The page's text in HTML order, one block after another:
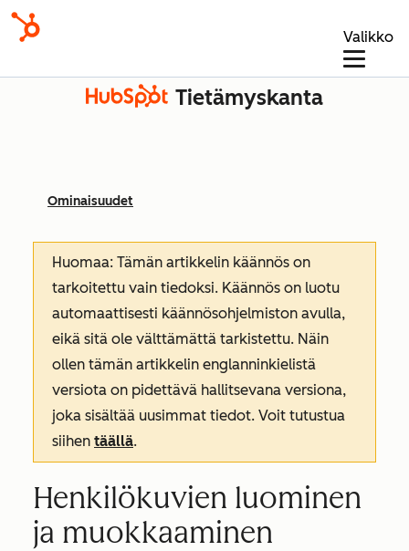
Valikko
Tietämyskanta
Ominaisuudet
Huomaa: Tämän artikkelin käännös on
tarkoitettu vain tiedoksi. Käännös on luotu
automaattisesti käännösohjelmiston avulla,
eikä sitä ole välttämättä tarkistettu. Näin
ollen tämän artikkelin englanninkielistä
versiota on pidettävä hallitsevana versiona,
joka sisältää uusimmat tiedot. Voit tutustua
siihen täällä.
Henkilökuvien luominen
ja muokkaaminen